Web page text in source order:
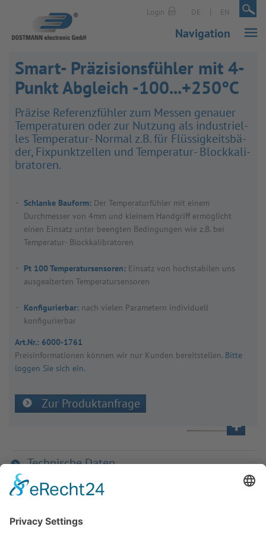
Login DE | EN |
Navigation
Smart- Präzisionsfühler mit 4-
Punkt Abgleich -100...+250°C
Prä­zise Refe­renz­füh­ler zum Mes­sen genauer
Tem­pe­ra­tu­ren oder zur Nut­zung als indus­tri­el­
les Tem­pe­ra­tur- Nor­mal z.B. für Flüs­sig­keits­bä­
der, Fix­punkt­zel­len und Tem­pe­ra­tur- Block­ka­li­
bra­to­ren.
Schlanke Bauform: Der Temperaturfühler mit einem
Durchmesser von 4mm und kleinem Handgriff ermöglicht
einen Einsatz unter beengten Bedingungen wie z.B. bei
Temperatur- Blockkalibratoren
Pt 100 Temperatursensoren: Einsatz von hochstabilen uns
ausgealterten Temperatursensoren
Konfigurierbar: nach vielen Parametern individuell
konfigurierbar
Art.Nr.: 6000-1761
Preis­in­for­ma­tio­nen kön­nen wir nur Kun­den bereit­stel­len. Bitte
loggen Sie sich ein.
Zur Produktanfrage
Technische Daten
Passend für